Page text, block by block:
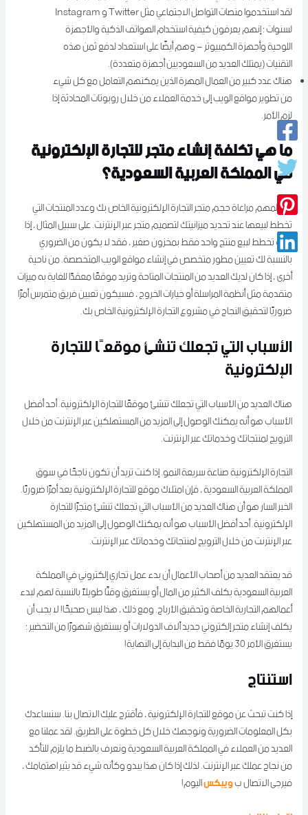
لقد استخدموا منصات التواصل الاجتماعي مثل Twitter و Instagram
لسنوات ؛ إنهم يعرفون كيفية استخدام الهواتف الذكية والأجهزة
اللوحية وأجهزة الكمبيوتر – وهم أيضًا على استعداد لدفع ثمن هذه
التقنيات (يمتلك العديد من السعوديين أجهزة متعددة).
هناك عدد كبير من العمال المهرة الذين يمكنهم التعامل مع كل شيء
من تطوير مواقع الويب إلى خدمة العملاء من خلال روبوتات المحادثة إذا
لزم الأمر.
ما هي تكلفة إنشاء متجر للتجارة الإلكترونية
في المملكة العربية السعودية؟
من المهم مراعاة حجم متجر التجارة الإلكترونية الخاص بك وعدد المنتجات التي
تخطط لبيعها عند تحديد ميزانيتك لتصميم متجر عبر الإنترنت. على سبيل المثال ، إذا
كنت تخطط لبيع منتج واحد فقط بمخزون صغير ، فقد لا يكون من الضروري
بالنسبة لك تعيين مطور متخصص في إنشاء مواقع الويب المتخصصة. من ناحية
أخرى ، إذا كان لديك العديد من المنتجات المتاحة وتريد موقعًا معقدًا للغاية به ميزات
متقدمة مثل أنظمة المراسلة أو خيارات الخروج ، فسيكون تعيين فريق متمرس أمرًا
ضروريًا لتحقيق النجاح في مشروع التجارة الإلكترونية الخاص بك.
الأسباب التي تجعلك تنشئ موقعًا للتجارة
الإلكترونية
هناك العديد من الأسباب التي تجعلك تنشئ موقعًا للتجارة الإلكترونية. أحد أفضل
الأسباب هو أنه يمكنك الوصول إلى المزيد من المستهلكين عبر الإنترنت من خلال
الترويج لمنتجاتك وخدماتك عبر الإنترنت.
التجارة الإلكترونية صناعة سريعة النمو. إذا كنت تريد أن تكون ناجحًا في سوق
المملكة العربية السعودية ، فإن امتلاك موقع للتجارة الإلكترونية يعد أمرًا ضروريًا.
الخبر السار هو أن هناك العديد من الأسباب التي تجعلك تنشئ متجرًا للتجارة
الإلكترونية. أحد أفضل الأسباب هو أنه يمكنك الوصول إلى المزيد من المستهلكين
عبر الإنترنت من خلال الترويج لمنتجاتك وخدماتك عبر الإنترنت.
قد يعتقد العديد من أصحاب الأعمال أن بدء عمل تجاري إلكتروني في المملكة
العربية السعودية يكلف الكثير من المال أو يستغرق وقتًا طويلاً بالنسبة لهم لبدء
أعمالهم التجارية الخاصة وتحقيق الأرباح. ومع ذلك ، هذا ليس صحيحًا! لا يجب أن
يكلف إنشاء متجر إلكتروني جديد آلاف الدولارات أو يستغرق شهورًا من التحضير ؛
يستغرق الأمر 30 يومًا فقط من البداية إلى النهاية!
استنتاج
إذا كنت تبحث عن موقع للتجارة الإلكترونية ، فأقترح عليك الاتصال بنا. سنساعدك
بكل المعلومات الضرورية ونوجهك خلال كل خطوة على الطريق. لقد عملنا مع
العديد من العملاء في المملكة العربية السعودية ونعرف بالضبط ما يلزم للتأكد
من نجاح عملك عبر الإنترنت. لذلك إذا كان هذا يبدو وكأنه شيء قد يثير اهتمامك ،
فيرجى الاتصال بويبكساليوم!